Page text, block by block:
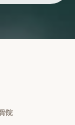
院